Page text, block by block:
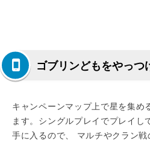
ゴブリンどもをやっつ
キャンペーンマップ上で星を集
ます。シングルプレイでプレイ
手に入るので、 マルチやクラン